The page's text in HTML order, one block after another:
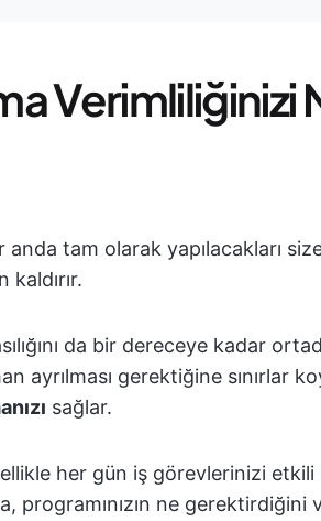
Verimliliğinizi
tam olarak yapılacakları
kaldırır.
da bir dereceye kadar
ayrılması gerektiğine sınırlar
sağlar.
her gün iş görevlerinizi
programınızın ne gerektirdiğini